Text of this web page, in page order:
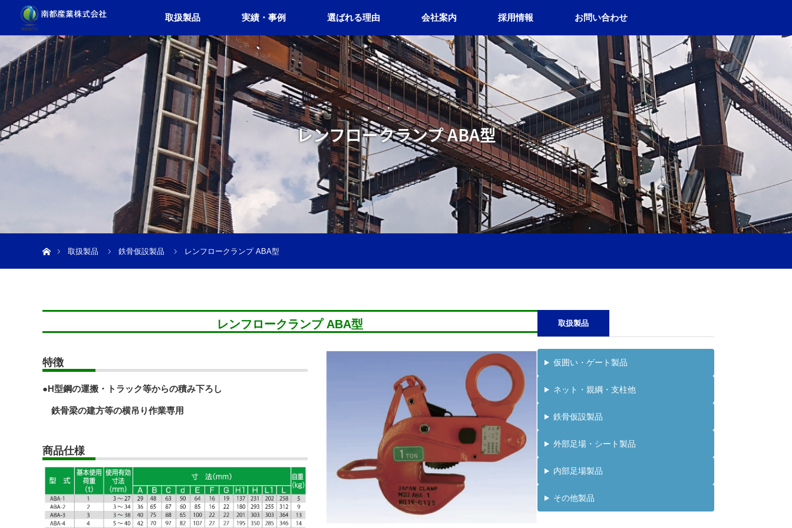
取扱製品 実績・事例 選ばれる理由 会社案内 採用情報 お問い合わせ
レンフロークランプ ABA型
取扱製品
鉄骨仮設製品 レンフロークランプ ABA型
レンフロークランプ ABA型
特徴
●H型鋼の運搬・トラック等からの積み下ろし
鉄骨梁の建方等の横吊り作業専用
商品仕様
取扱製品
仮囲い・ゲート製品
ネット・親綱・支柱他
鉄骨仮設製品
外部足場・シート製品
内部足場製品
その他製品